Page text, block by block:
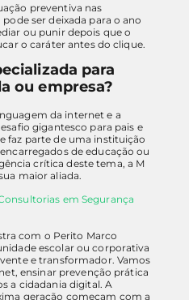
preventiva nas
ser deixada para o ano
ou punir depois que o
o caráter antes do clique.
para
ou empresa?
da internet e a
gigantesco para pais e
faz parte de uma instituição
de educação ou
crítica deste tema, a M
maior aliada.
em Segurança
com o Perito Marco
escolar ou corporativa
e transformador. Vamos
ensinar prevenção prática
a cidadania digital. A
geração começam com a